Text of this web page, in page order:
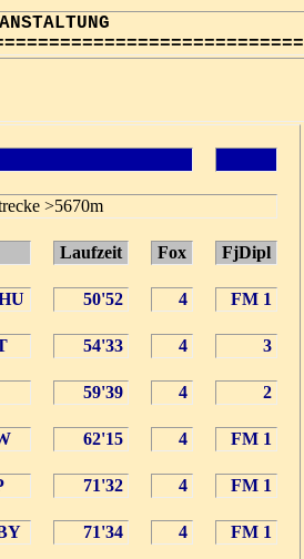
>5670m
Laufzeit Fox FjDipl
50'52 4 FM 1
54'33 4 3
59'39 4 2
62'15 4 FM 1
71'32 4 FM 1
71'34 4 FM 1